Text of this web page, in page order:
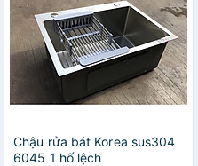
Chậu rửa bát Korea sus304
6045 1 hố lệch